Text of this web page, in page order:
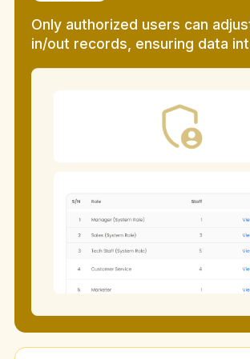
Only authorized users can
in/out records, ensuring data